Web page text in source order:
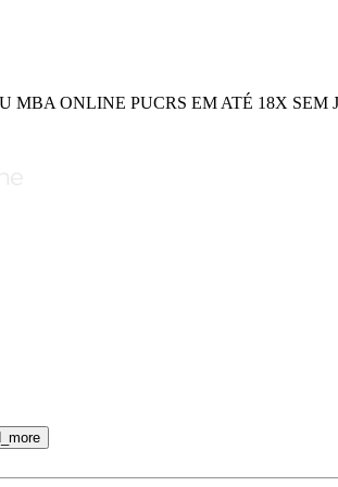
MBA ONLINE PUCRS EM ATÉ 18X SEM